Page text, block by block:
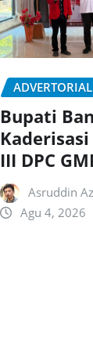
ADVERTORIAL
Bupati
III DPC
Asruddin
Agu 4, 2026